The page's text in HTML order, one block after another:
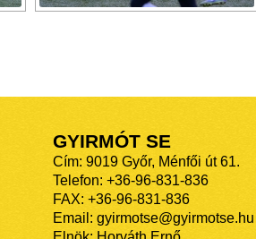
GYIRMÓT SE
Cím: 9019 Győr, Ménfői út 61.
Telefon: +36-96-831-836
FAX: +36-96-831-836
Email: gyirmotse@gyirmotse.hu